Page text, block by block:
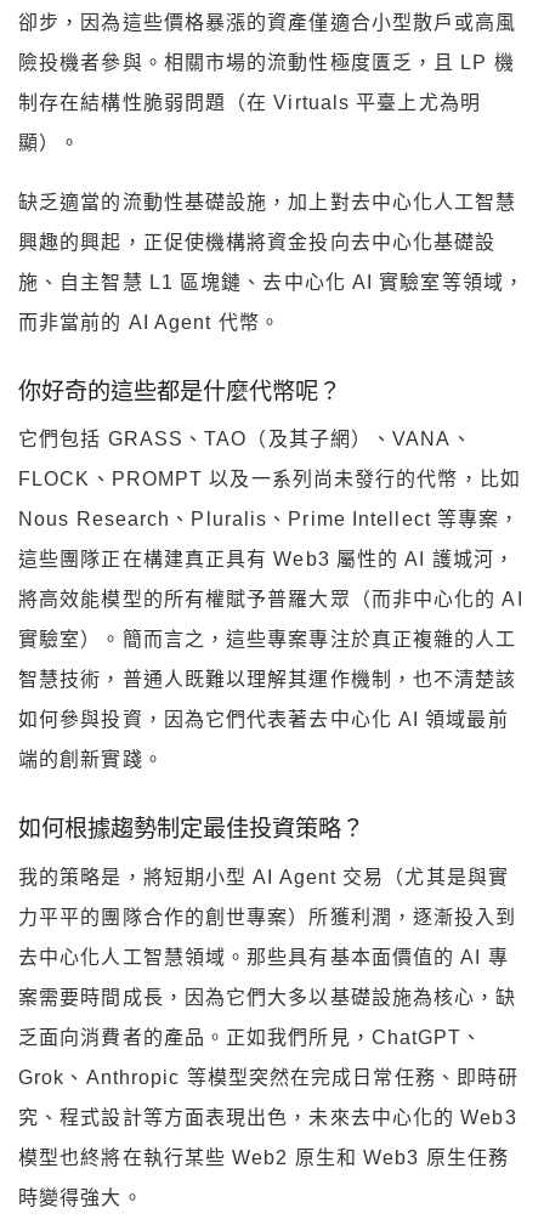
卻步，因為這些價格暴漲的資產僅適合小型散戶或高風
險投機者參與。相關市場的流動性極度匱乏，且 LP 機
制存在結構性脆弱問題（在 Virtuals 平臺上尤為明
顯）。
缺乏適當的流動性基礎設施，加上對去中心化人工智慧
興趣的興起，正促使機構將資金投向去中心化基礎設
施、自主智慧 L1 區塊鏈、去中心化 AI 實驗室等領域，
而非當前的 AI Agent 代幣。
你好奇的這些都是什麼代幣呢？
它們包括 GRASS、TAO（及其子網）、VANA、
FLOCK、PROMPT 以及一系列尚未發行的代幣，比如
Nous Research、Pluralis、Prime Intellect 等專案，
這些團隊正在構建真正具有 Web3 屬性的 AI 護城河，
將高效能模型的所有權賦予普羅大眾（而非中心化的 AI
實驗室）。簡而言之，這些專案專注於真正複雜的人工
智慧技術，普通人既難以理解其運作機制，也不清楚該
如何參與投資，因為它們代表著去中心化 AI 領域最前
端的創新實踐。
如何根據趨勢制定最佳投資策略？
我的策略是，將短期小型 AI Agent 交易（尤其是與實
力平平的團隊合作的創世專案）所獲利潤，逐漸投入到
去中心化人工智慧領域。那些具有基本面價值的 AI 專
案需要時間成長，因為它們大多以基礎設施為核心，缺
乏面向消費者的產品。正如我們所見，ChatGPT、
Grok、Anthropic 等模型突然在完成日常任務、即時研
究、程式設計等方面表現出色，未來去中心化的 Web3
模型也終將在執行某些 Web2 原生和 Web3 原生任務
時變得強大。